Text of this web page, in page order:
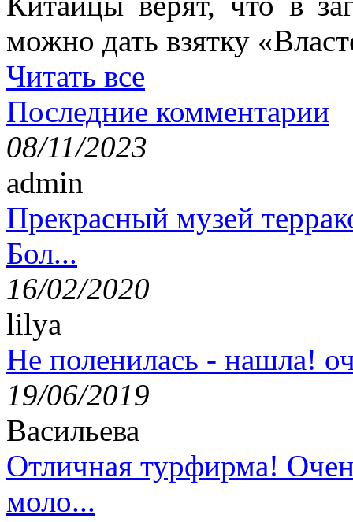
можно дать взятку
Читать все
Последние комментарии
08/11/2023
admin
Прекрасный музей
Бол...
16/02/2020
lilya
Не поленилась - нашла!
19/06/2019
Васильева
Отличная турфирма!
моло...